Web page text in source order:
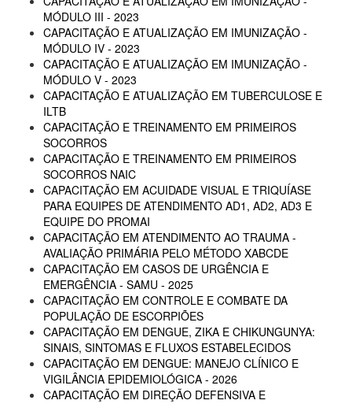
MÓDULO III - 2023
CAPACITAÇÃO E ATUALIZAÇÃO EM IMUNIZAÇÃO -
MÓDULO IV - 2023
CAPACITAÇÃO E ATUALIZAÇÃO EM IMUNIZAÇÃO -
MÓDULO V - 2023
CAPACITAÇÃO E ATUALIZAÇÃO EM TUBERCULOSE E
ILTB
CAPACITAÇÃO E TREINAMENTO EM PRIMEIROS
SOCORROS
CAPACITAÇÃO E TREINAMENTO EM PRIMEIROS
SOCORROS NAIC
CAPACITAÇÃO EM ACUIDADE VISUAL E TRIQUÍASE
PARA EQUIPES DE ATENDIMENTO AD1, AD2, AD3 E
EQUIPE DO PROMAI
CAPACITAÇÃO EM ATENDIMENTO AO TRAUMA -
AVALIAÇÃO PRIMÁRIA PELO MÉTODO XABCDE
CAPACITAÇÃO EM CASOS DE URGÊNCIA E
EMERGÊNCIA - SAMU - 2025
CAPACITAÇÃO EM CONTROLE E COMBATE DA
POPULAÇÃO DE ESCORPIÕES
CAPACITAÇÃO EM DENGUE, ZIKA E CHIKUNGUNYA:
SINAIS, SINTOMAS E FLUXOS ESTABELECIDOS
CAPACITAÇÃO EM DENGUE: MANEJO CLÍNICO E
VIGILÂNCIA EPIDEMIOLÓGICA - 2026
CAPACITAÇÃO EM DIREÇÃO DEFENSIVA E